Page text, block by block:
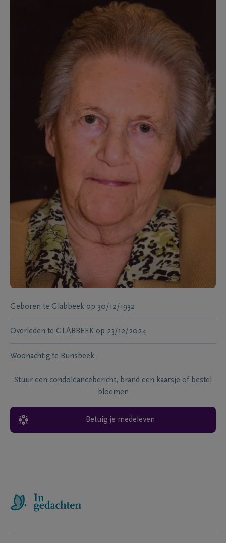
Geboren te Glabbeek op 30/12/1932
Overleden te GLABBEEK op 23/12/2024
Woonachtig te Bunsbeek
Stuur een condoléancebericht, brand een kaarsje of bestel
bloemen
Betuig je medeleven